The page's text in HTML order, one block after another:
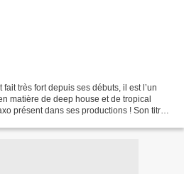
très fort depuis ses débuts, il est l’un
matière de deep house et de tropical
présent dans ses productions ! Son titre